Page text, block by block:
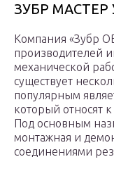
ЗУБР МАСТЕР
Компания «Зубр
производителей
механической
существует
популярным
который относят
Под основным
монтажная и
соединениями